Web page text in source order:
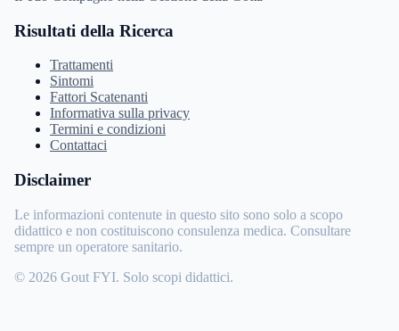
Risultati della Ricerca
Trattamenti
Sintomi
Fattori Scatenanti
Informativa sulla privacy
Termini e condizioni
Contattaci
Disclaimer
Le informazioni contenute in questo sito sono solo a scopo
didattico e non costituiscono consulenza medica. Consultare
sempre un operatore sanitario.
© 2026 Gout FYI. Solo scopi didattici.